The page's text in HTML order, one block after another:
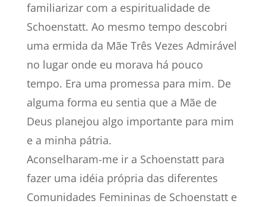
familiarizar com a espiritualidade de
Schoenstatt. Ao mesmo tempo descobri
uma ermida da Mãe Três Vezes Admirável
no lugar onde eu morava há pouco
tempo. Era uma promessa para mim. De
alguma forma eu sentia que a Mãe de
Deus planejou algo importante para mim
e a minha pátria.
Aconselharam-me ir a Schoenstatt para
fazer uma idéia própria das diferentes
Comunidades Femininas de Schoenstatt e